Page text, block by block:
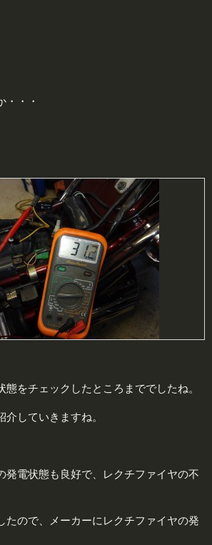
・・・
態をチェックしたところまででしたね。
していきますね。
発電状態も良好で、レクチファイヤの不
たので、メーカーにレクチファイヤの発